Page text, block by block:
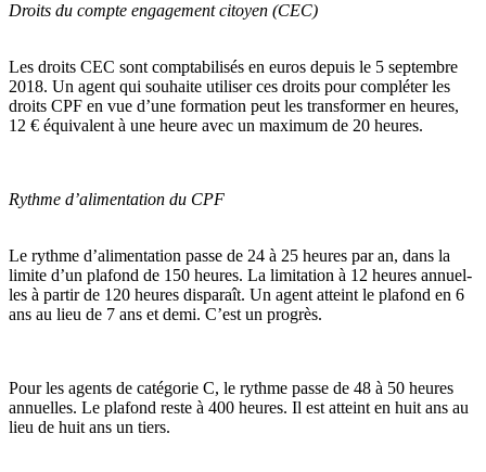
Droits du compte engagement citoyen (CEC)
Les droits CEC sont comp­ta­bi­li­sés en euros depuis le 5 sep­tem­bre
2018. Un agent qui sou­haite uti­li­ser ces droits pour com­plé­ter les
droits CPF en vue d’une for­ma­tion peut les trans­for­mer en heures,
12 € équivalent à une heure avec un maxi­mum de 20 heures.
Rythme d’alimentation du CPF
Le rythme d’ali­men­ta­tion passe de 24 à 25 heures par an, dans la
limite d’un pla­fond de 150 heures. La limi­ta­tion à 12 heures annuel­
les à partir de 120 heures dis­pa­raît. Un agent atteint le pla­fond en 6
ans au lieu de 7 ans et demi. C’est un pro­grès.
Pour les agents de caté­go­rie C, le rythme passe de 48 à 50 heures
annuel­les. Le pla­fond reste à 400 heures. Il est atteint en huit ans au
lieu de huit ans un tiers.